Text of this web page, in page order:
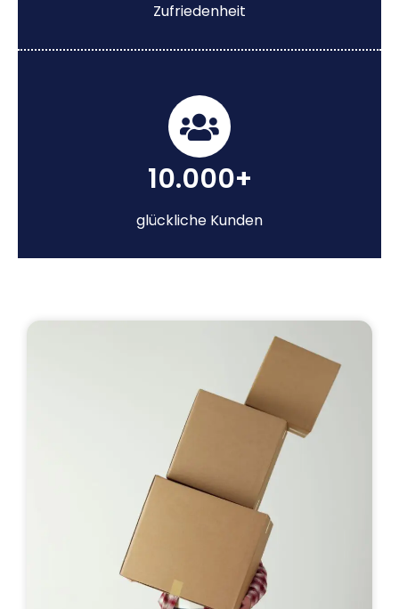
Zufriedenheit
10.000+
glückliche Kunden